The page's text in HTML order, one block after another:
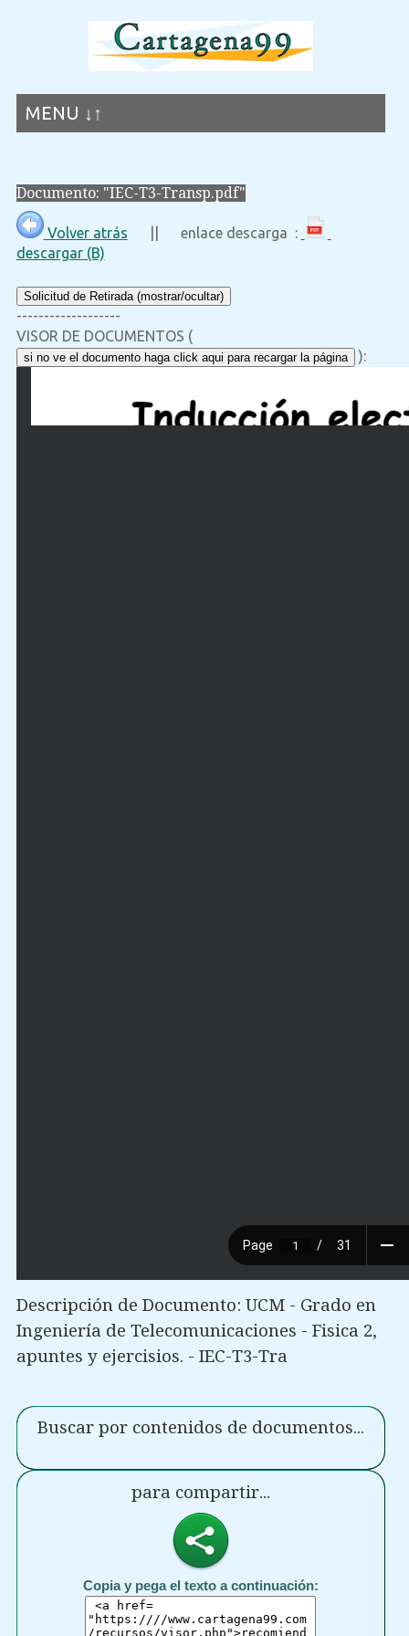
MENU ↓↑
Documento: "IEC-T3-Transp.pdf"
Volver atrás || enlace descarga :
descargar (B)
Solicitud de Retirada (mostrar/ocultar)
-------------------
VISOR DE DOCUMENTOS (
si no ve el documento haga click aqui para recargar la página ):
Descripción de Documento: UCM - Grado en
Ingeniería de Telecomunicaciones - Fisica 2,
apuntes y ejercisios. - IEC-T3-Tra
Buscar por contenidos de documentos...
para compartir...
Copia y pega el texto a continuación: